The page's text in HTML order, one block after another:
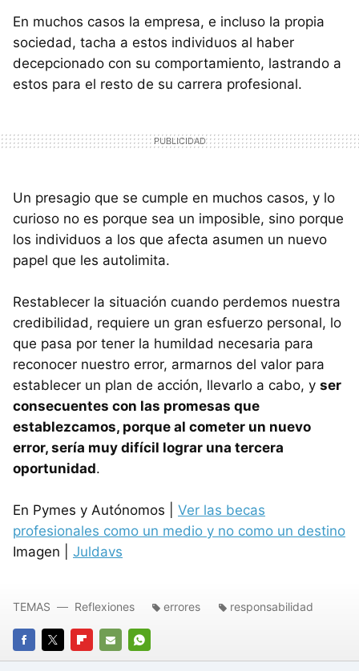
En muchos casos la empresa, e incluso la propia
sociedad, tacha a estos individuos al haber
decepcionado con su comportamiento, lastrando a
estos para el resto de su carrera profesional.
Un presagio que se cumple en muchos casos, y lo
curioso no es porque sea un imposible, sino porque
los individuos a los que afecta asumen un nuevo
papel que les autolimita.
Restablecer la situación cuando perdemos nuestra
credibilidad, requiere un gran esfuerzo personal, lo
que pasa por tener la humildad necesaria para
reconocer nuestro error, armarnos del valor para
establecer un plan de acción, llevarlo a cabo, y ser
consecuentes con las promesas que
establezcamos, porque al cometer un nuevo
error, sería muy difícil lograr una tercera
oportunidad.
En Pymes y Autónomos | Ver las becas
profesionales como un medio y no como un destino
Imagen | Juldavs
FACEBOOK
TWITTERFLIPBOARD
E-
WHATSAPP
TEMAS Reflexiones errores responsabilidad